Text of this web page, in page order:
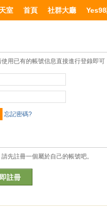
室 首頁 社群大廳
用已有的帳號信息直接進行登錄即可
忘記密碼?
先註冊一個屬於自己的帳號吧。
註冊